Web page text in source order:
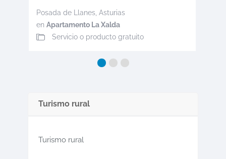
Posada de Llanes, Asturias
en Apartamento La Xalda
Servicio o producto gratuito
Turismo rural
Turismo rural